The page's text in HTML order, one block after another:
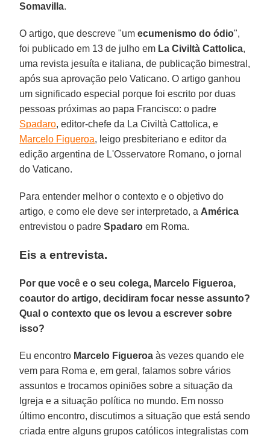
Somavilla.
O artigo, que descreve "umecumenismo do ódio",
foi publicado em 13 de julho em La Civiltà Cattolica,
uma revista jesuíta e italiana, de publicação bimestral,
após sua aprovação pelo Vaticano. O artigo ganhou
um significado especial porque foi escrito por duas
pessoas próximas ao papa Francisco: o padre
Spadaro, editor-chefe da La Civiltà Cattolica, e
Marcelo Figueroa, leigo presbiteriano e editor da
edição argentina de L'Osservatore Romano, o jornal
do Vaticano.
Para entender melhor o contexto e o objetivo do
artigo, e como ele deve ser interpretado, a América
entrevistou o padreSpadaro em Roma.
Eis a entrevista.
Por que você e o seu colega, Marcelo Figueroa,
coautor do artigo, decidiram focar nesse assunto?
Qual o contexto que os levou a escrever sobre
isso?
Eu encontro Marcelo Figueroa às vezes quando ele
vem para Roma e, em geral, falamos sobre vários
assuntos e trocamos opiniões sobre a situação da
Igreja e a situação política no mundo. Em nosso
último encontro, discutimos a situação que está sendo
criada entre alguns grupos católicos integralistas com